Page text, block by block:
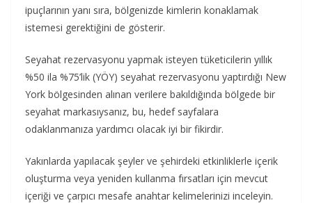
ipuçlarının yanı sıra, bölgenizde kimlerin konaklamak
istemesi gerektiğini de gösterir.
Seyahat rezervasyonu yapmak isteyen tüketicilerin yıllık
%50 ila %75’lik (YÖY) seyahat rezervasyonu yaptırdığı New
York bölgesinden alınan verilere bakıldığında bölgede bir
seyahat markasıysanız, bu, hedef sayfalara
odaklanmanıza yardımcı olacak iyi bir fikirdir.
Yakınlarda yapılacak şeyler ve şehirdeki etkinliklerle içerik
oluşturma veya yeniden kullanma fırsatları için mevcut
içeriği ve çarpıcı mesafe anahtar kelimelerinizi inceleyin.